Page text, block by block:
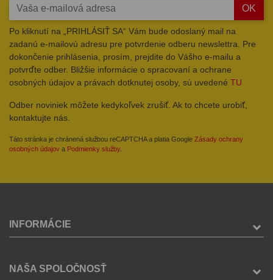
OK
Po kliknutí na „PRIHLÁSIŤ SA“ Vám bude odoslaný mail na
zadanú e-mailovú adresu pre potvrdenie odberu newslettra. Pre
dokončenie prihlásenia, prosím, prejdite do Vášho e-mailu a
potvrďte odber. Bližšie informácie o spracovaní a ochrane
osobných údajov a právach dotknutej osoby, sú uvedené TU
Odber noviniek môžete kedykoľvek zrušiť. Ak to chcete urobiť,
kontaktujte nás.
Táto stránka je chránená službou reCAPTCHA a platia Google Zásady ochrany
osobných údajov a Podmienky služby.
INFORMÁCIE
NAŠA SPOLOČNOSŤ